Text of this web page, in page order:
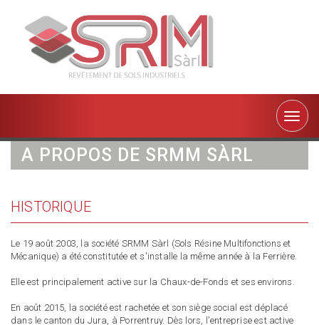
Toggle
A PROPOS DE SRMM SÀRL
HISTORIQUE
Le 19 août 2003, la société SRMM Sàrl (Sols Résine Multifonctions et
Mécanique) a été constitutée et s'installe la même année à la Ferrière.
Elle est principalement active sur la Chaux-de-Fonds et ses environs.
En août 2015, la société est rachetée et son siège social est déplacé
dans le canton du Jura, à Porrentruy. Dès lors, l'entreprise est active